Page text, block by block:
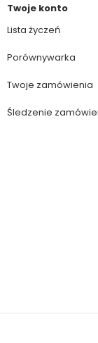
Twoje konto
Lista życzeń
Porównywarka
Twoje zamówienia
Śledzenie